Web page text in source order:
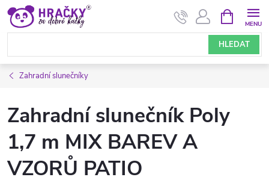
Přejít
obsah
HLEDAT
NÁKUPNÍ
KOŠÍK
Zahradní slunečníky
Zahradní slunečník Poly
1,7 m MIX BAREV A
VZORŮ PATIO